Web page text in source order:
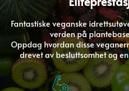
Fantastiske veganske
verden på
Oppdag hvordan disse
drevet av besluttsomhet og